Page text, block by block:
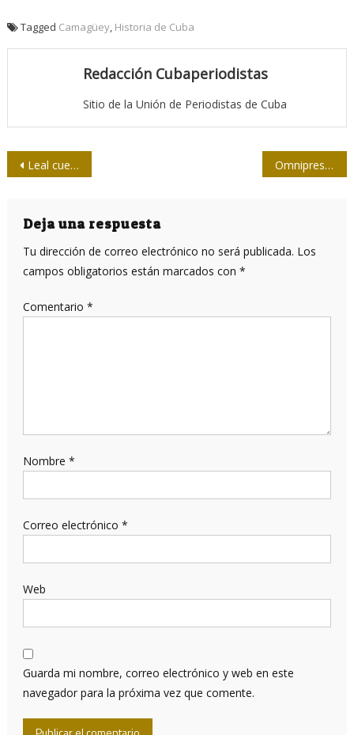
Tagged Camagüey, Historia de Cuba
Redacción Cubaperiodistas
Sitio de la Unión de Periodistas de Cuba
Navegación
entradas
Leal cuenta cómo lograron la réplica de la estatua de Martí Omnipresente pelota
Deja una respuesta
Tu dirección de correo electrónico no será publicada. Los
campos obligatorios están marcados con *
Comentario *
Nombre *
Correo electrónico *
Web
Guarda mi nombre, correo electrónico y web en este
navegador para la próxima vez que comente.